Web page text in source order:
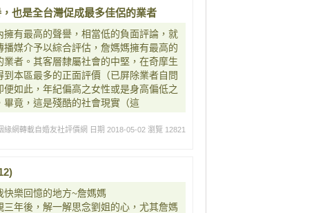
也是全台灣促成最多佳侶的業者
有最高的聲譽，相當低的負面評論，就
媒介予以綜合評估，詹媽媽擁有最高的
者。其客層隸屬社會的中堅，在奇摩生
本區最多的正面評價（已屏除業者自問
如此，年紀偏高之女性或是身高偏低之
竟，這是殘酷的社會現實（這
緣網轉載自婚友社評價網 日期 2018-05-02 瀏覽 12821
樂回憶的地方~詹媽媽
年後，解一解思念劉姐的心，尤其詹媽